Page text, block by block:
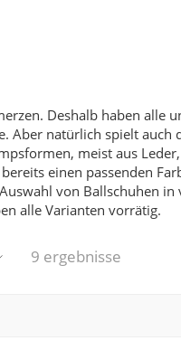
Deshalb haben alle
Aber natürlich spielt auch
meist aus
einen passenden
von Ballschuhen
alle Varianten vorrätig.
9 ergebnisse